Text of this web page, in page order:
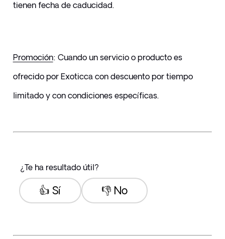
tienen fecha de caducidad.
Promoción: Cuando un servicio o producto es
ofrecido por Exoticca con descuento por tiempo
limitado y con condiciones específicas.
¿Te ha resultado útil?
👎 No
👍 Sí